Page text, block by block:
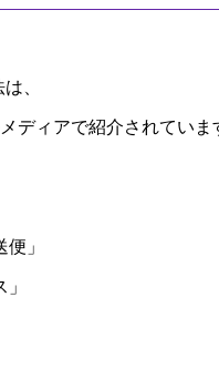
、
ディアで紹介されていま
」